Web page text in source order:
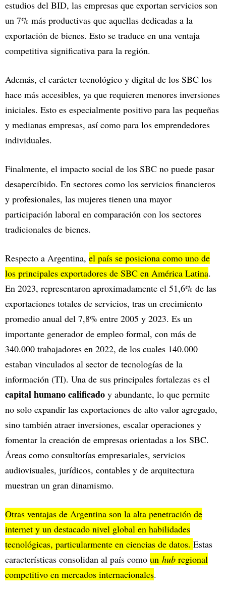
estudios del BID, las empresas que exportan servicios son
un 7% más productivas que aquellas dedicadas a la
exportación de bienes. Esto se traduce en una ventaja
competitiva significativa para la región.
Además, el carácter tecnológico y digital de los SBC los
hace más accesibles, ya que requieren menores inversiones
iniciales. Esto es especialmente positivo para las pequeñas
y medianas empresas, así como para los emprendedores
individuales.
Finalmente, el impacto social de los SBC no puede pasar
desapercibido. En sectores como los servicios financieros
y profesionales, las mujeres tienen una mayor
participación laboral en comparación con los sectores
tradicionales de bienes.
Respecto a Argentina, el país se posiciona como uno de
los principales exportadores de SBC en América Latina.
En 2023, representaron aproximadamente el 51,6% de las
exportaciones totales de servicios, tras un crecimiento
promedio anual del 7,8% entre 2005 y 2023. Es un
importante generador de empleo formal, con más de
340.000 trabajadores en 2022, de los cuales 140.000
estaban vinculados al sector de tecnologías de la
información (TI). Una de sus principales fortalezas es el
capital humano calificado y abundante, lo que permite
no solo expandir las exportaciones de alto valor agregado,
sino también atraer inversiones, escalar operaciones y
fomentar la creación de empresas orientadas a los SBC.
Áreas como consultorías empresariales, servicios
audiovisuales, jurídicos, contables y de arquitectura
muestran un gran dinamismo.
Otras ventajas de Argentina son la alta penetración de
internet y un destacado nivel global en habilidades
tecnológicas, particularmente en ciencias de datos. Estas
características consolidan al país como un hub regional
competitivo en mercados internacionales.